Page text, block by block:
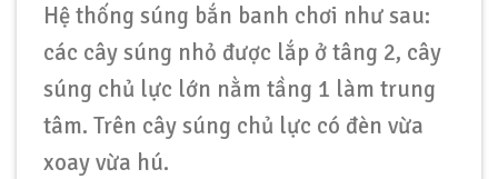
Hệ thống súng bắn banh chơi như sau:
các cây súng nhỏ được lắp ở tâng 2, cây
súng chủ lực lớn nằm tầng 1 làm trung
tâm. Trên cây súng chủ lực có đèn vừa
xoay vừa hú.